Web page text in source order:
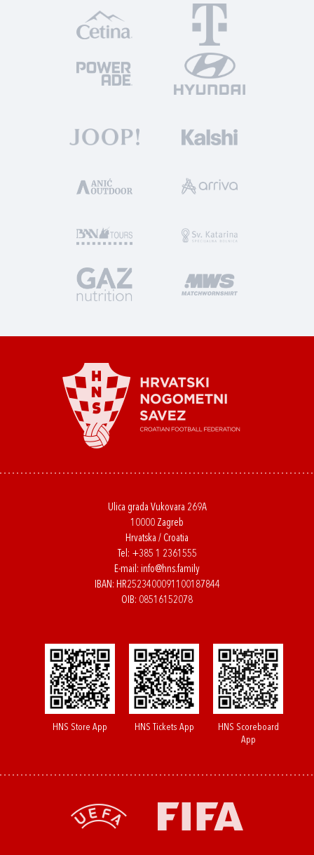
Ulica grada Vukovara 269A
10000 Zagreb
Hrvatska / Croatia
Tel: +385 1 2361555
E-mail: info@hns.family
IBAN: HR2523400091100187844
OIB: 08516152078
HNS Store App HNS Tickets App
HNS Scoreboard
App